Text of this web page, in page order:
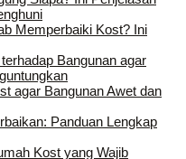
Memperbaiki Kost? Ini
Bangunan agar
agar Bangunan Awet dan
Panduan Lengkap
Kost yang Wajib